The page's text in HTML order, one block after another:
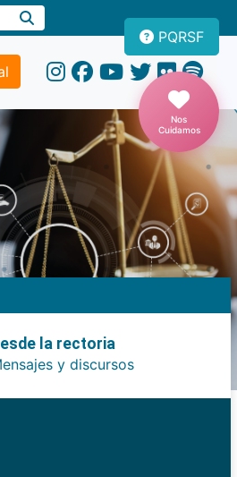
PQRSF
Nos
Cuidamos
la rectoria
y discursos